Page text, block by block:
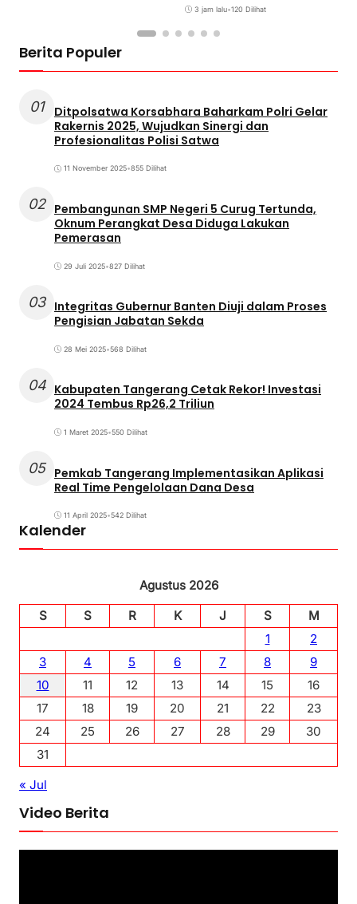
3 jam lalu•120 Dilihat
Berita Populer
01
Ditpolsatwa Korsabhara Baharkam Polri Gelar
Rakernis 2025, Wujudkan Sinergi dan
Profesionalitas Polisi Satwa
11 November 2025•855 Dilihat
02 Pembangunan SMP Negeri 5 Curug Tertunda,
Oknum Perangkat Desa Diduga Lakukan
Pemerasan
29 Juli 2025•827 Dilihat
03 Integritas Gubernur Banten Diuji dalam Proses
Pengisian Jabatan Sekda
28 Mei 2025•568 Dilihat
04 Kabupaten Tangerang Cetak Rekor! Investasi
2024 Tembus Rp26,2 Triliun
1 Maret 2025•550 Dilihat
05 Pemkab Tangerang Implementasikan Aplikasi
Real Time Pengelolaan Dana Desa
11 April 2025•542 Dilihat
Kalender
Agustus 2026
S
S R K J S
M
1
2
3
4 5 6 7 8
9
10
11 12 13 14 15
16
17
18 19 20 21 22
23
24
25 26 27 28 29
30
31
« Jul
Video Berita